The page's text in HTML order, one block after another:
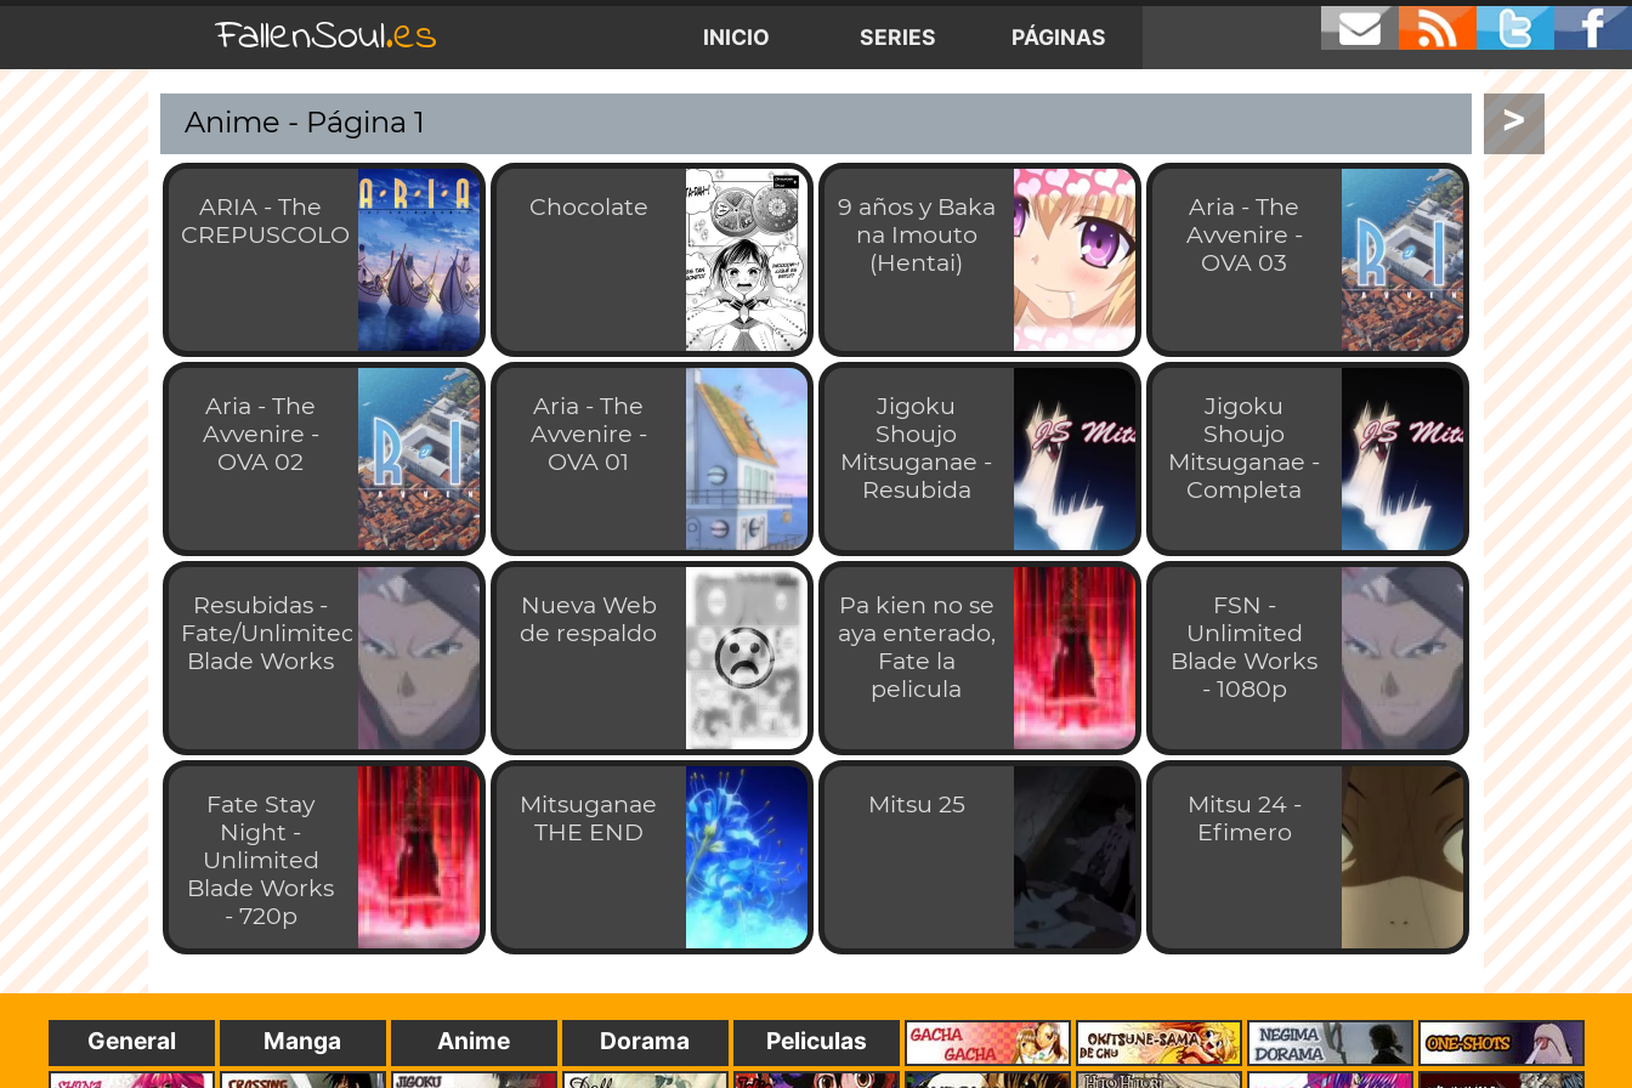
FallenSoul.es INICIO SERIES PÁGINAS
>
Anime - Página 1
ARIA - The
CREPUSCOLO
Chocolate
9 años y Baka
na Imouto
(Hentai)
Aria - The
Avvenire -
OVA 03
Aria - The
Avvenire -
OVA 02
Aria - The
Avvenire -
OVA 01
Jigoku
Shoujo
Mitsuganae -
Resubida
Jigoku
Shoujo
Mitsuganae -
Completa
Resubidas -
Fate/Unlimited
Blade Works
Nueva Web
de respaldo
Pa kien no se
aya enterado,
Fate la
pelicula
FSN -
Unlimited
Blade Works
- 1080p
Fate Stay
Night -
Unlimited
Blade Works
- 720p
Mitsuganae
THE END
Mitsu 25
Mitsu 24 -
Efimero
General Manga Anime Dorama Peliculas